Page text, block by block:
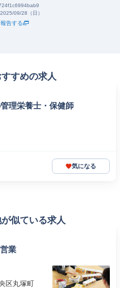
2025/09/28（日）
告する
すめの求人
理栄養士・保健師
気になる
似ている求人
業
区丸塚町